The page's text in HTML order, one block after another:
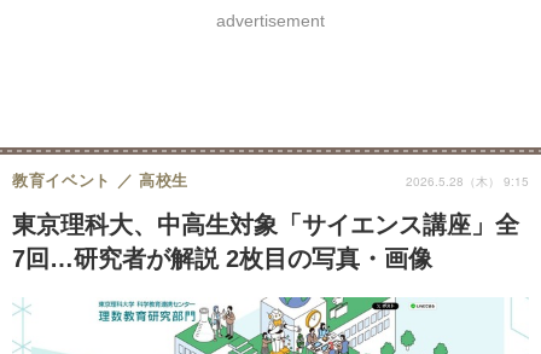
8月開催学校説明会・相談会
advertisement
東京理科大、中高生対象「サイエンス講座」全
7回…研究者が解説 2枚目の写真・画像
教育イベント 高校生 2026.5.28（木） 9:15